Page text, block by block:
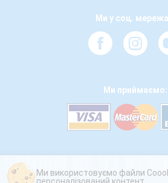
Ми у соц.
Ми приймаємо:
Ми використовуємо файли